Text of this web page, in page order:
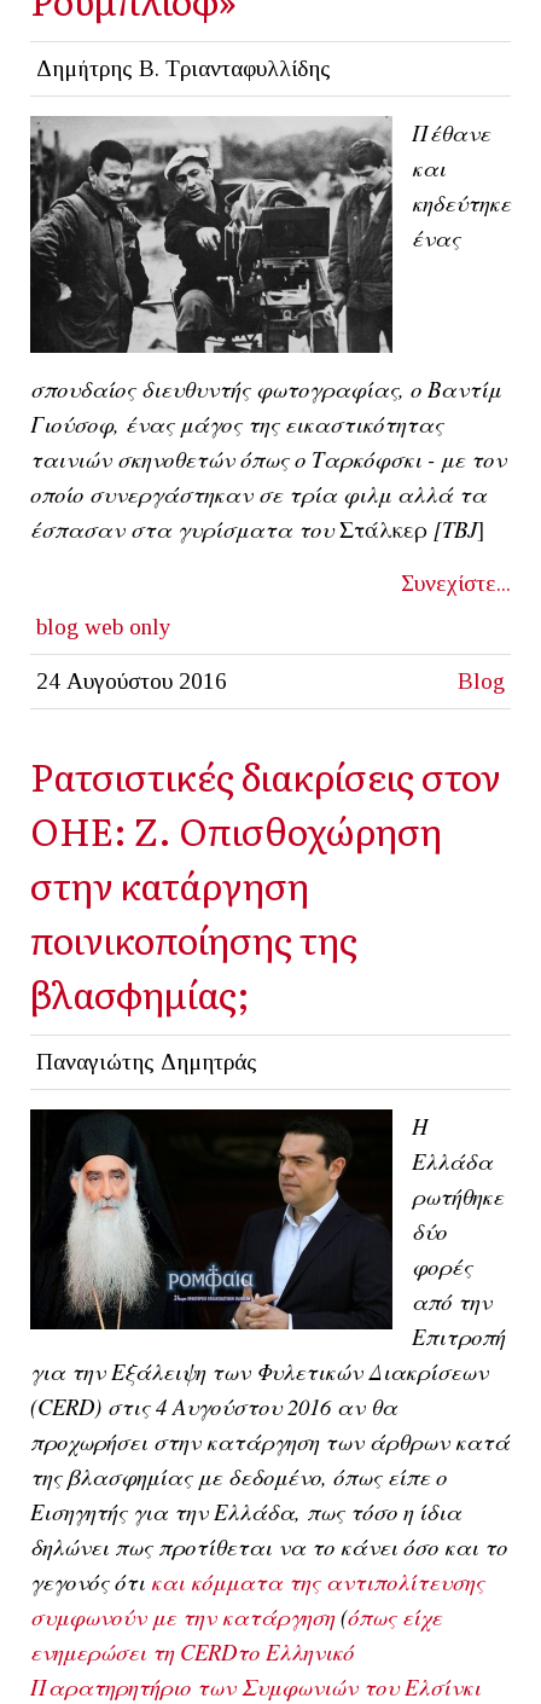
Δημήτρης Β. Τριανταφυλλίδης
Πέθανε
και
κηδεύτηκε
ένας
σπουδαίος διευθυντής φωτογραφίας, ο Βαντίμ
Γιούσοφ, ένας μάγος της εικαστικότητας
ταινιών σκηνοθετών όπως ο Ταρκόφσκι - με τον
οποίο συνεργάστηκαν σε τρία φιλμ αλλά τα
έσπασαν στα γυρίσματα τουΣτάλκερ [ΤΒJ]
Συνεχίστε...
blog web only
24 Αυγούστου 2016 Blog
Ρατσιστικές διακρίσεις στον
ΟΗΕ: Ζ. Οπισθοχώρηση
στην κατάργηση
ποινικοποίησης της
βλασφημίας;
Παναγιώτης Δημητράς
Η
Ελλάδα
ρωτήθηκε
δύο
φορές
από την
Επιτροπή
για την Εξάλειψη των Φυλετικών Διακρίσεων
(CERD) στις 4 Αυγούστου 2016 αν θα
προχωρήσει στην κατάργηση των άρθρων κατά
της βλασφημίας με δεδομένο, όπως είπε ο
Εισηγητής για την Ελλάδα, πως τόσο η ίδια
δηλώνει πως προτίθεται να το κάνει όσο και το
γεγονός ότι και κόμματα της αντιπολίτευσης
συμφωνούν με την κατάργηση(όπως είχε
ενημερώσει τη CERDτο Ελληνικό
Παρατηρητήριο των Συμφωνιών του Ελσίνκι